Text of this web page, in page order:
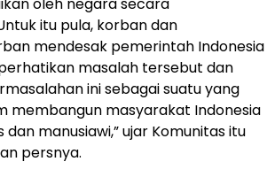
itu pula, korban dan
mendesak pemerintah Indonesia
masalah tersebut dan
ini sebagai suatu yang
membangun masyarakat Indonesia
manusiawi,” ujar Komunitas itu
persnya.